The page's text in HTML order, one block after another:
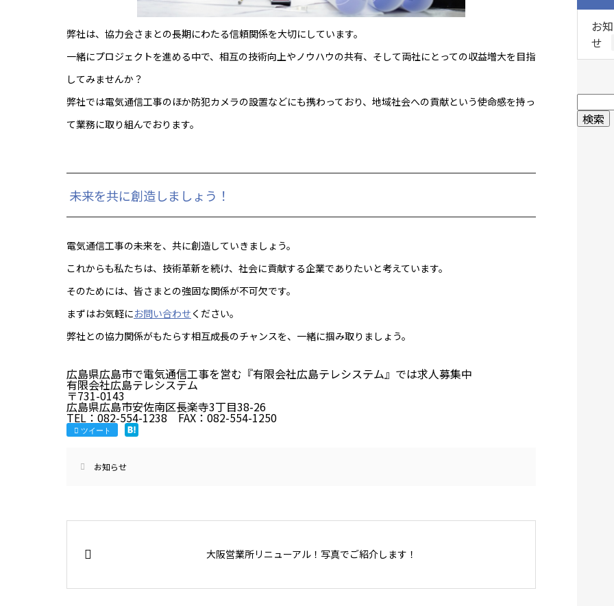
弊社は、協力会さまとの長期にわたる信頼関係を大切にしています。
一緒にプロジェクトを進める中で、相互の技術向上やノウハウの共有、そして両社にとっての収益増大を目指
してみませんか？
弊社では電気通信工事のほか防犯カメラの設置などにも携わっており、地域社会への貢献という使命感を持っ
て業務に取り組んでおります。
未来を共に創造しましょう！
電気通信工事の未来を、共に創造していきましょう。
これからも私たちは、技術革新を続け、社会に貢献する企業でありたいと考えています。
そのためには、皆さまとの強固な関係が不可欠です。
まずはお気軽にお問い合わせ ください。
弊社との協力関係がもたらす相互成長のチャンスを、一緒に掴み取りましょう。
広島県広島市で電気通信工事を営む『有限会社広島テレシステム』では求人募集中
有限会社広島テレシステム
〒731-0143
広島県広島市安佐南区長楽寺3丁目38-26
TEL：082-554-1238 FAX：082-554-1250
ツイート
お知らせ
大阪営業所リニューアル！写真でご紹介します！
お
せ